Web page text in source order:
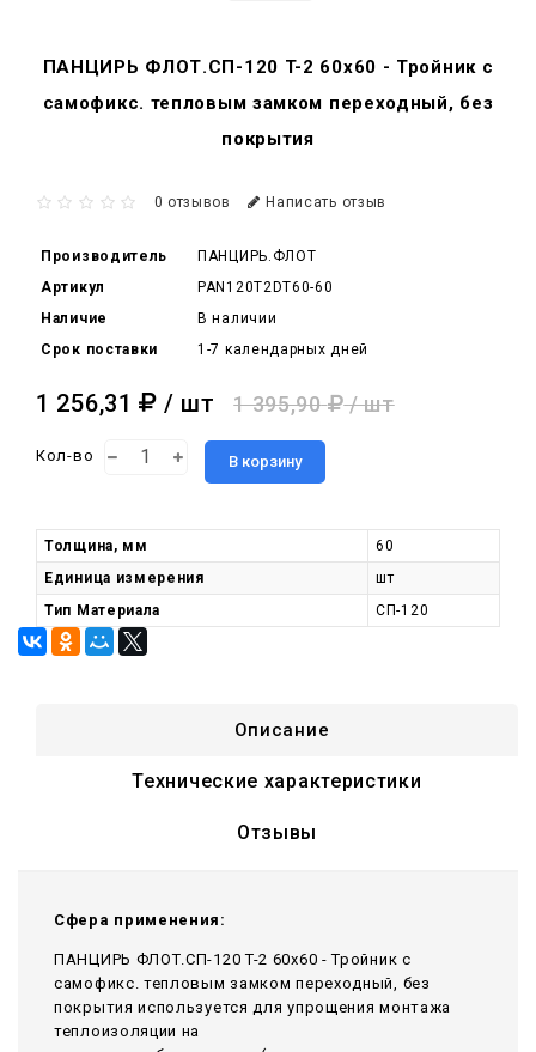
ПАНЦИРЬ ФЛОТ.СП-120 T-2 60x60 - Тройник c
самофикс. тепловым замком переходный, без
покрытия
0 отзывов Написать отзыв
Производитель
ПАНЦИРЬ.ФЛОТ
Артикул
PAN120T2DT60-60
Наличие
В наличии
Срок поставки
1-7 календарных дней
1 256,31 / шт 1 395,90 / шт
Кол-во В корзину
Толщина, мм
60
Единица измерения
шт
Тип Материала
СП-120
Описание
Технические характеристики
Отзывы
Сфера применения:
ПАНЦИРЬ ФЛОТ.СП-120 T-2 60x60 - Тройник c
самофикс. тепловым замком переходный, без
покрытия используется для упрощения монтажа
теплоизоляции на